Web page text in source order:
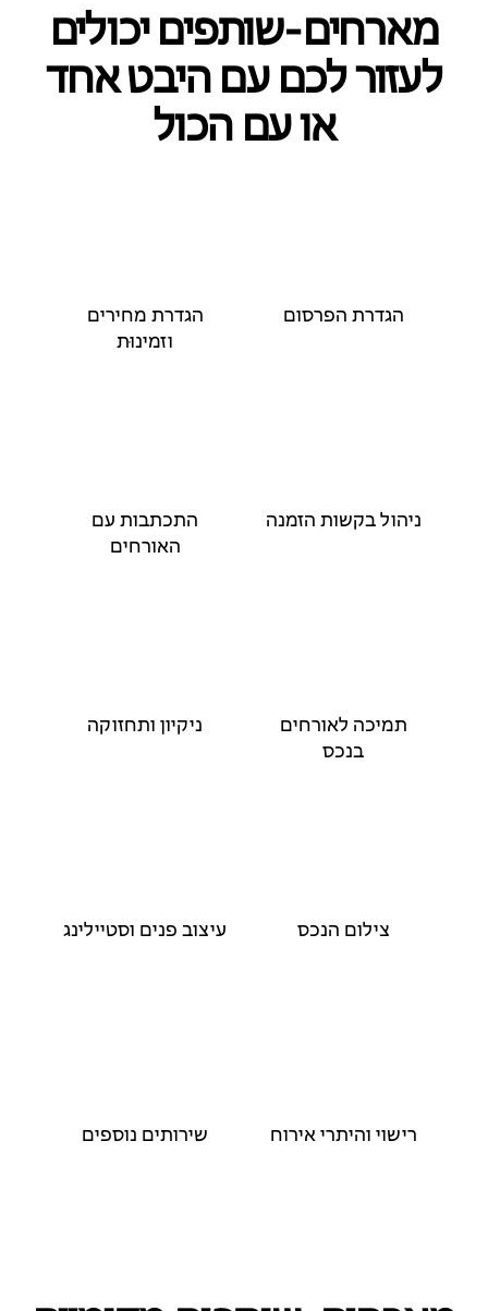
מארחים‑שותפים יכולים
לעזור לכם עם היבט אחד
או עם הכול
הגדרת הפרסום
הגדרת מחירים
וזמינוּת
ניהול בקשות הזמנה
התכתבות עם
האורחים
תמיכה לאורחים
בנכס
ניקיון ותחזוקה
צילום הנכס עיצוב פנים וסטיילינג
רישוי והיתרי אירוח שירותים נוספים